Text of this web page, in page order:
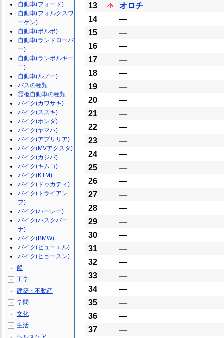
13
オロチ
14
―
15
―
16
―
17
―
18
―
19
―
20
―
21
―
22
―
23
―
24
―
25
―
26
―
27
―
28
―
29
―
30
―
31
―
32
―
33
―
34
―
35
―
36
―
37
―
自動車(フォード)
自動車(フォルクスワ
ーゲン)
自動車(ボルボ)
自動車(ランドローバ
ー)
自動車(ランボルギー
ニ)
自動車(ルノー)
バスの種類
霊柩自動車の種類
バイク(カワサキ)
バイク(スズキ)
バイク(ホンダ)
バイク(ヤマハ)
バイク(アプリリア)
バイク(MVアグスタ)
バイク(カジバ)
バイク(キムコ)
バイク(KTM)
バイク(ドゥカティ)
バイク(トライアン
フ)
バイク(ハーレー)
バイク(ハスクバー
ナ)
バイク(BMW)
バイク(ビューエル)
バイク(ヒョースン)
＋ 船
＋ 工学
＋ 建築・不動産
＋ 学問
＋ 文化
＋ 生活